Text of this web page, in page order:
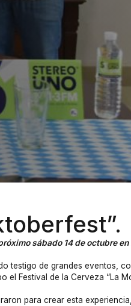
sábado 14 de octubre
testigo de grandes eventos,
el Festival de la Cerveza “La
para crear esta